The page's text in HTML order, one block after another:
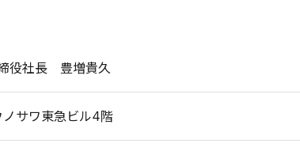
役社長 豊増貴久
サワ東急ビル4階